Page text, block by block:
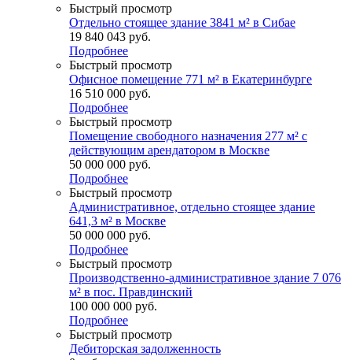
Быстрый просмотр
Отдельно стоящее здание 3841 м² в Сибае
19 840 043 руб.
Подробнее
Быстрый просмотр
Офисное помещение 771 м² в Екатеринбурге
16 510 000 руб.
Подробнее
Быстрый просмотр
Помещение свободного назначения 277 м² с
действующим арендатором в Москве
50 000 000 руб.
Подробнее
Быстрый просмотр
Административное, отдельно стоящее здание
641,3 м² в Москве
50 000 000 руб.
Подробнее
Быстрый просмотр
Производственно-административное здание 7 076
м² в пос. Правдинский
100 000 000 руб.
Подробнее
Быстрый просмотр
Дебиторская задолженность